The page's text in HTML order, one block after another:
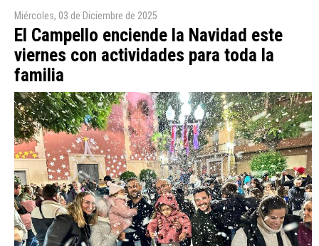
Miércoles, 03 de Diciembre de 2025
El Campello enciende la Navidad este
viernes con actividades para toda la
familia